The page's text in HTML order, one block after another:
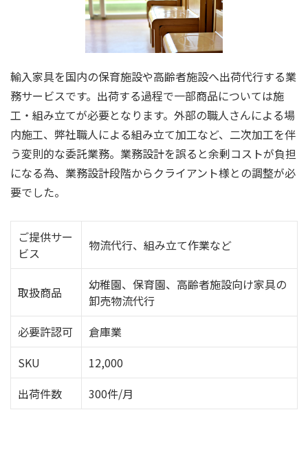
輸入家具を国内の保育施設や高齢者施設へ出荷代行する業
務サービスです。出荷する過程で一部商品については施
工・組み立てが必要となります。外部の職人さんによる場
内施工、弊社職人による組み立て加工など、二次加工を伴
う変則的な委託業務。業務設計を誤ると余剰コストが負担
になる為、業務設計段階からクライアント様との調整が必
要でした。
ご提供サー
ビス
物流代行、組み立て作業など
取扱商品
幼稚園、保育園、高齢者施設向け家具の
卸売物流代行
必要許認可
倉庫業
SKU
12,000
出荷件数
300件/月